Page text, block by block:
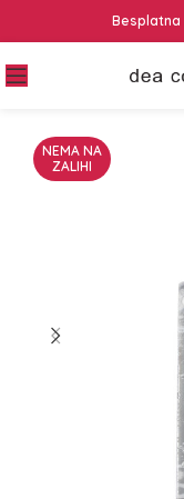
Besplatna
NEMA NA
ZALIHI